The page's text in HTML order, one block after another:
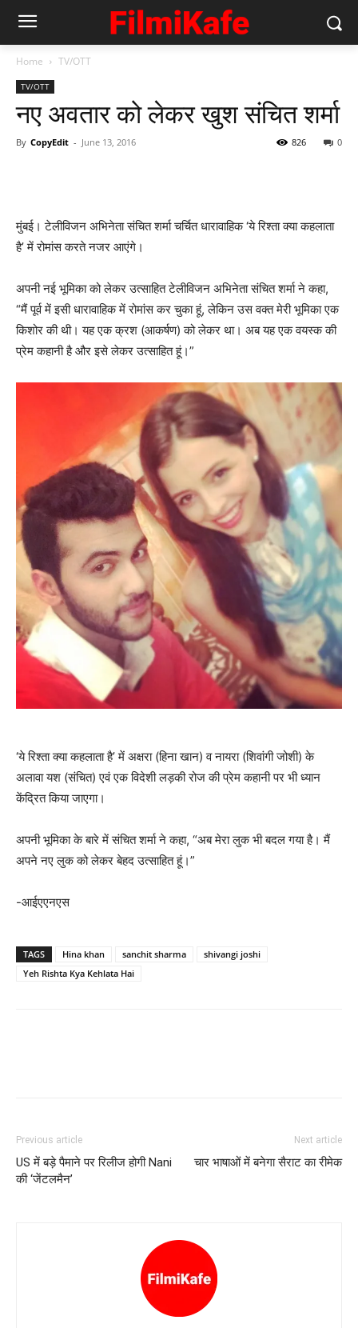
Home TV/OTT
TV/OTT
नए अवतार को लेकर खुश संचित शर्मा
By CopyEdit - June 13, 2016 0
826
मुंबई। टेलीविजन अभिनेता संचित शर्मा चर्चित धारावाहिक ‘ये रिश्ता क्या कहलाता
है’ में रोमांस करते नजर आएंगे।
अपनी नई भूमिका को लेकर उत्‍साहित टेलीविजन अभिनेता संचित शर्मा ने कहा,
“मैं पूर्व में इसी धारावाहिक में रोमांस कर चुका हूं, लेकिन उस वक्त मेरी भूमिका एक
किशोर की थी। यह एक क्रश (आकर्षण) को लेकर था। अब यह एक वयस्क की
प्रेम कहानी है और इसे लेकर उत्साहित हूं।”
‘ये रिश्ता क्या कहलाता है’ में अक्षरा (हिना खान) व नायरा (शिवांगी जोशी) के
अलावा यश (संचित) एवं एक विदेशी लड़की रोज की प्रेम कहानी पर भी ध्‍यान
केंद्रित किया जाएगा।
अपनी भूमिका के बारे में संचित शर्मा ने कहा, “अब मेरा लुक भी बदल गया है। मैं
अपने नए लुक को लेकर बेहद उत्साहित हूं।”
-आईएएनएस
TAGS Hina khan sanchit sharma
shivangi joshi
Yeh Rishta Kya Kehlata Hai
Previous article
US में बड़े पैमाने पर रिलीज होगी Nani
की ‘जेंटलमैन’
Next article
चार भाषाओं में बनेगा सैराट का रीमेक